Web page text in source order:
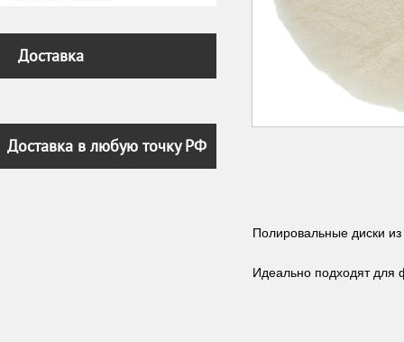
Доставка
Доставка в любую точку РФ
Полировальные диски
Идеально подходят для